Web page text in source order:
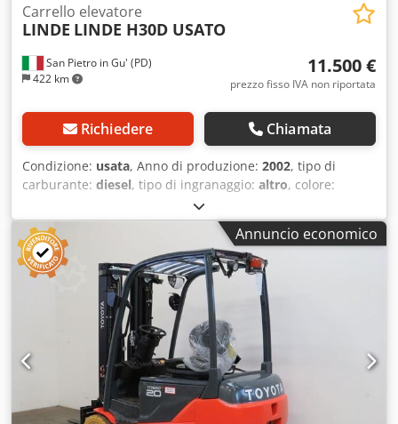
San Pietro in Gu' (PD)
422 km
Carrello elevatore
LINDE LINDE H30D USATO
11.500 €
prezzo fisso IVA non riportata
Richiedere Chiamata
Condizione: usata, Anno di produzione: 2002, tipo di
carburante: diesel, tipo di ingranaggio: altro, colore:
, TITOLO: LINDE H30D duplex Dcsdpfxsy H S Iys
Aqgek RIF: 26M01 ANNO: 2002 MATRICOLA: H2X351N00134
ORE: 8400 MOTORE: diesel ITALIANO / ESTERO: italiano
ALTEZZA INGOMBRO MINIMO: 2,65 mt ALTEZZA MASSIMO:
4,10 mt MONTANTE: duplex PORTATA: 3000 kg
ALLESTIMENTO: con forche TRASLATORE: si RUOTE ANT: 2
POST: 2 ACCESSORI: - distributore 4 vie RICONDIZIONATO:
si REVISIONATO: si GOMMATURA: 80 % PREZZO: 11.500,00
€ + IVASalvo errori e/o omissioni I prezzi esposti non sono
comprensivi di iva. si prega di contattare il commerciale
per un confronto aggiornato di prezzi e condizioni. Per
maggiori informazioni: Loris: 3484773001 URL:
Annuncio economico